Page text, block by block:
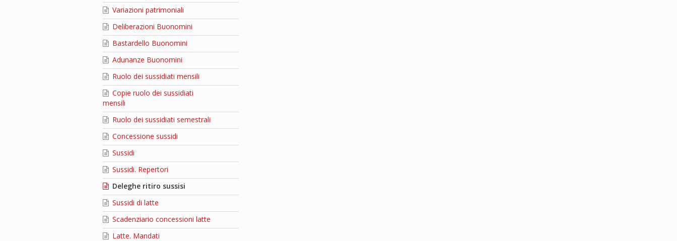
Variazioni patrimoniali
Deliberazioni Buonomini
Bastardello Buonomini
Adunanze Buonomini
Ruolo dei sussidiati mensili
Copie ruolo dei sussidiati
mensili
Ruolo dei sussidiati semestrali
Concessione sussidi
Sussidi
Sussidi. Repertori
Deleghe ritiro sussisi
Sussidi di latte
Scadenziario concessioni latte
Latte. Mandati